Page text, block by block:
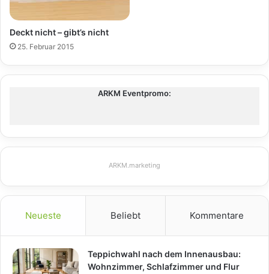
Deckt nicht – gibt’s nicht
25. Februar 2015
ARKM Eventpromo:
ARKM.marketing
Neueste Beliebt Kommentare
Teppichwahl nach dem Innenausbau:
Wohnzimmer, Schlafzimmer und Flur